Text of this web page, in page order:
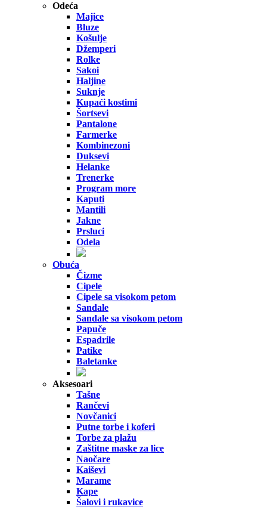
Odeća
Majice
Bluze
Košulje
Džemperi
Rolke
Sakoi
Haljine
Suknje
Kupaći kostimi
Šortsevi
Pantalone
Farmerke
Kombinezoni
Duksevi
Helanke
Trenerke
Program more
Kaputi
Mantili
Jakne
Prsluci
Odela
Obuća
Čizme
Cipele
Cipele sa visokom petom
Sandale
Sandale sa visokom petom
Papuče
Espadrile
Patike
Baletanke
Aksesoari
Tašne
Rančevi
Novčanici
Putne torbe i koferi
Torbe za plažu
Zaštitne maske za lice
Naočare
Kaiševi
Marame
Kape
Šalovi i rukavice